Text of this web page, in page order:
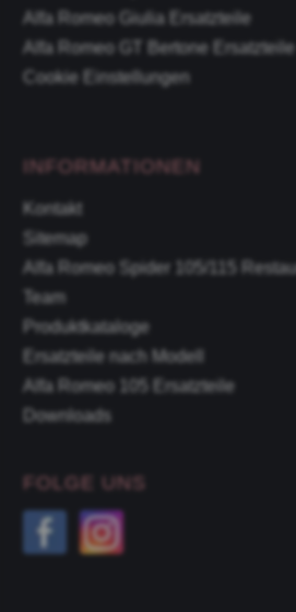
Alfa Romeo Giulia Ersatzteile
Alfa Romeo GT Bertone Ersatzteile
Cookie Einstellungen
INFORMATIONEN
Kontakt
Sitemap
Alfa Romeo Spider 105/115
Team
Produktkataloge
Ersatzteile nach Modell
Alfa Romeo 105 Ersatzteile
Downloads
FOLGE UNS